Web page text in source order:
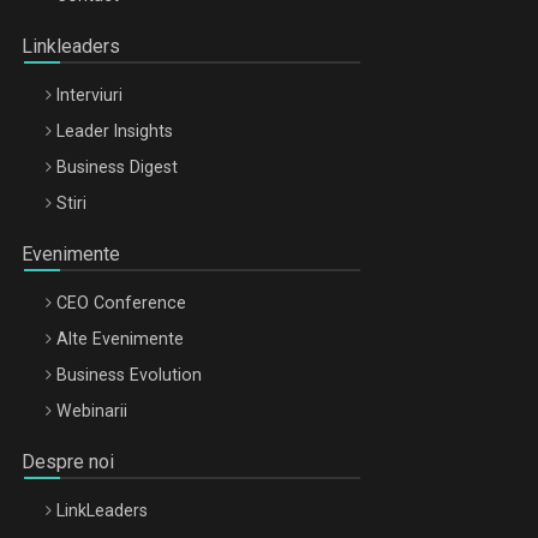
Linkleaders
Interviuri
Leader Insights
Business Digest
Stiri
Evenimente
CEO Conference
Alte Evenimente
Business Evolution
Webinarii
Despre noi
LinkLeaders